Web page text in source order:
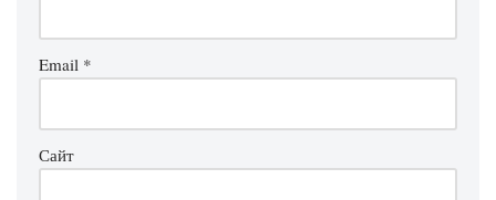
Email *
Сайт